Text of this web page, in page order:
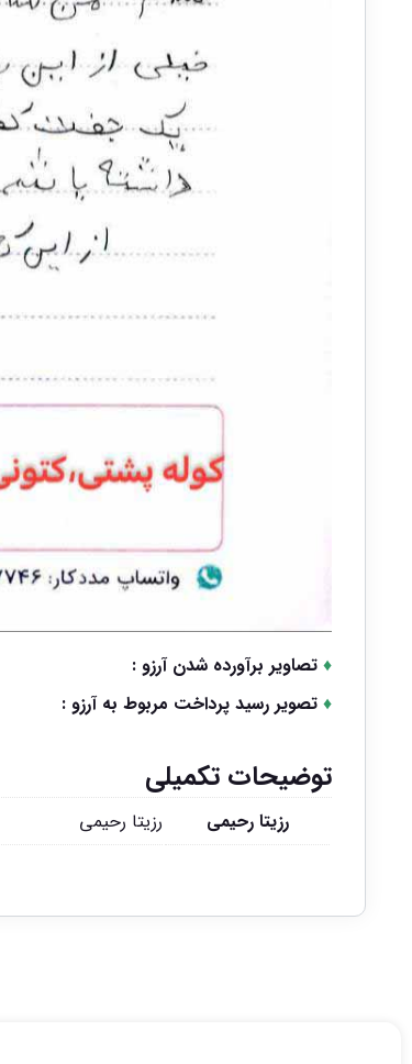
♦ تصاویر برآورده شدن آرزو :
♦ تصویر رسید پرداخت مربوط به آرزو :
توضیحات تکمیلی
رزیتا رحیمی رزیتا رحیمی